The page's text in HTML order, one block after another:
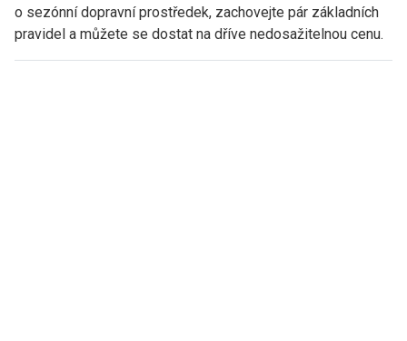
o sezónní dopravní prostředek, zachovejte pár základních
pravidel a můžete se dostat na dříve nedosažitelnou cenu.